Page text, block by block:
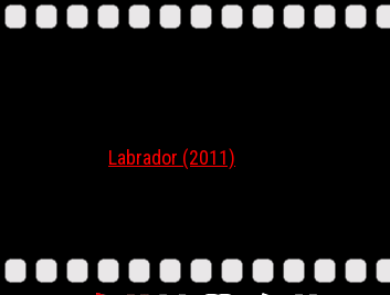
Labrador (2011)